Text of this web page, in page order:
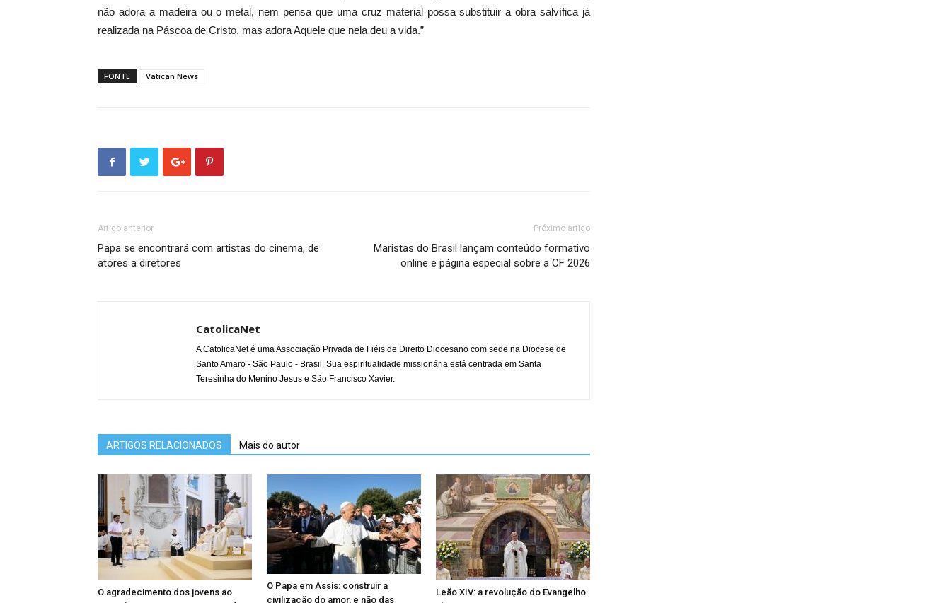
não adora a madeira ou o metal, nem pensa que uma cruz material possa substituir a obra salvífica já
realizada na Páscoa de Cristo, mas adora Aquele que nela deu a vida.”
FONTE Vatican News
Artigo anterior
Papa se encontrará com artistas do cinema, de
atores a diretores
Próximo artigo
Maristas do Brasil lançam conteúdo formativo
online e página especial sobre a CF 2026
CatolicaNet
A CatolicaNet é uma Associação Privada de Fiéis de Direito Diocesano com sede na Diocese de
Santo Amaro - São Paulo - Brasil. Sua espiritualidade missionária está centrada em Santa
Teresinha do Menino Jesus e São Francisco Xavier.
ARTIGOS RELACIONADOS Mais do autor
O agradecimento dos jovens ao
O Papa em Assis: construir a
civilização do amor, e não das
Leão XIV: a revolução do Evangelho